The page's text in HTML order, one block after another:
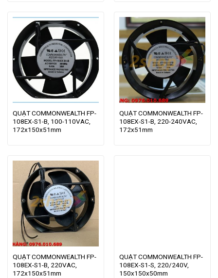
QUẠT COMMONWEALTH FP-
108EX-S1-B, 100-110VAC,
172x150x51mm
QUẠT COMMONWEALTH FP-
108EX-S1-B, 220-240VAC,
172x51mm
QUẠT COMMONWEALTH FP-
108EX-S1-B, 220VAC,
172x150x51mm
QUẠT COMMONWEALTH FP-
108EX-S1-S, 220/240V,
150x150x50mm